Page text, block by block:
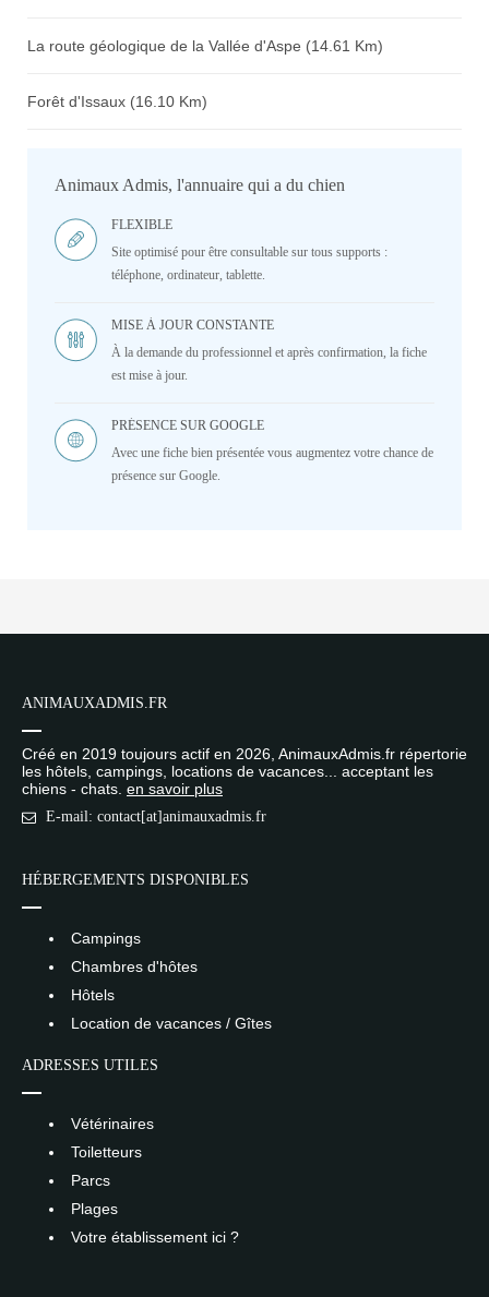
La route géologique de la Vallée d'Aspe (14.61 Km)
Forêt d'Issaux (16.10 Km)
Animaux Admis, l'annuaire qui a du chien
FLEXIBLE
Site optimisé pour être consultable sur tous supports :
téléphone, ordinateur, tablette.
MISE À JOUR CONSTANTE
À la demande du professionnel et après confirmation, la fiche
est mise à jour.
PRÉSENCE SUR GOOGLE
Avec une fiche bien présentée vous augmentez votre chance de
présence sur Google.
ANIMAUXADMIS.FR
Créé en 2019 toujours actif en 2026, AnimauxAdmis.fr répertorie
les hôtels, campings, locations de vacances... acceptant les
chiens - chats. en savoir plus
E-mail: contact[at]animauxadmis.fr
HÉBERGEMENTS DISPONIBLES
Campings
Chambres d'hôtes
Hôtels
Location de vacances / Gîtes
ADRESSES UTILES
Vétérinaires
Toiletteurs
Parcs
Plages
Votre établissement ici ?